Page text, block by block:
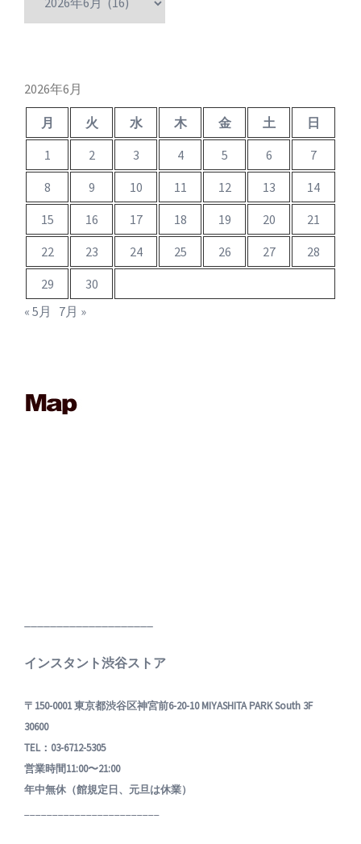
2026年6月
月 火 水 木 金 土
日
1
2 3 4 5 6
7
8
9 10 11 12 13
14
15
16 17 18 19 20
21
22
23 24 25 26 27
28
29
30
« 5月
7月 »
インスタント渋谷ストア
〒150-0001 東京都渋谷区神宮前6-20-10 MIYASHITA PARK South 3F
30600
TEL：03-6712-5305
営業時間11:00〜21:00
年中無休（館規定日、元旦は休業）